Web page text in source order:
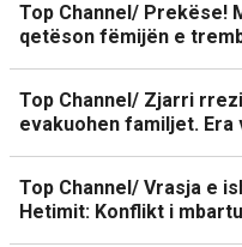
Top Channel/ Prekëse!
qetëson fëmijën e
Top Channel/ Zjarri
evakuohen familjet.
Top Channel/ Vrasja e
Hetimit: Konflikt i